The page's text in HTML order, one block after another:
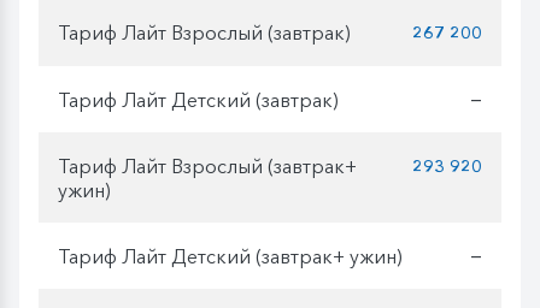
Тариф Лайт Взрослый (завтрак) 267 200
Тариф Лайт Детский (завтрак) —
Тариф Лайт Взрослый (завтрак+
ужин)
293 920
Тариф Лайт Детский (завтрак+ ужин) —